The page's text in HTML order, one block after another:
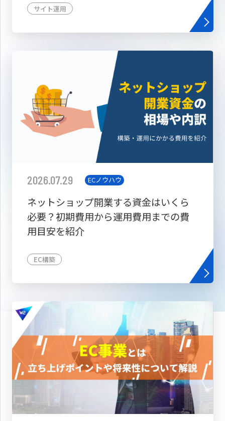
サイト運用
2026.07.29 ECノウハウ
ネットショップ開業する資金はいくら
必要？初期費用から運用費用までの費
用目安を紹介
EC構築